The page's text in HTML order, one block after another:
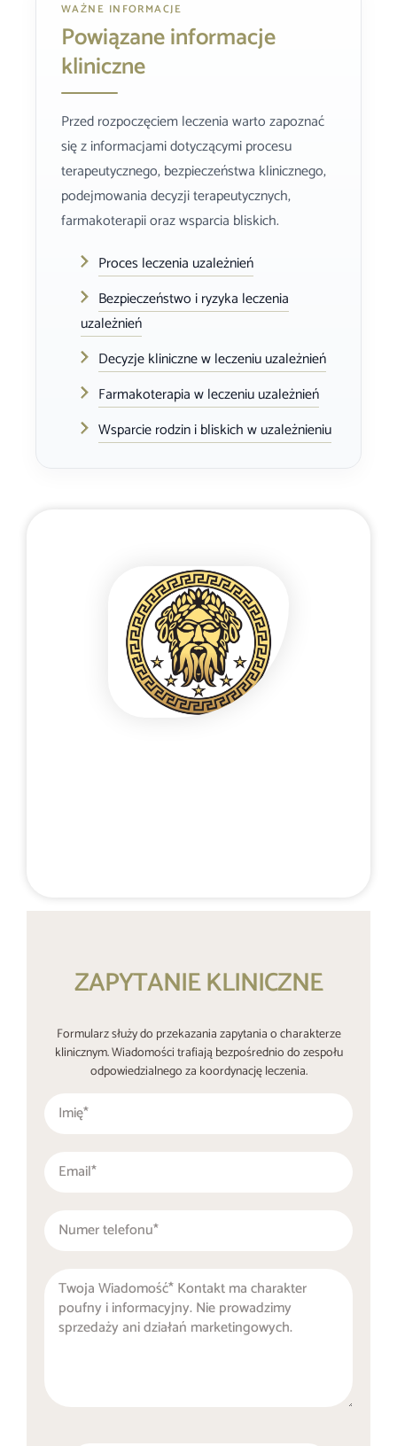
WAŻNE INFORMACJE
Powiązane informacje
kliniczne
Przed rozpoczęciem leczenia warto zapoznać
się z informacjami dotyczącymi procesu
terapeutycznego, bezpieczeństwa klinicznego,
podejmowania decyzji terapeutycznych,
farmakoterapii oraz wsparcia bliskich.
Proces leczenia uzależnień
Bezpieczeństwo i ryzyka leczenia
uzależnień
Decyzje kliniczne w leczeniu uzależnień
Farmakoterapia w leczeniu uzależnień
Wsparcie rodzin i bliskich w uzależnieniu
ZAPYTANIE KLINICZNE
Formularz służy do przekazania zapytania o charakterze
klinicznym. Wiadomości trafiają bezpośrednio do zespołu
odpowiedzialnego za koordynację leczenia.